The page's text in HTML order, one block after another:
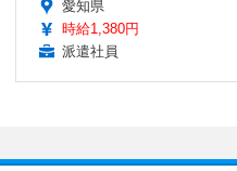
愛知県
時給1,380円
派遣社員